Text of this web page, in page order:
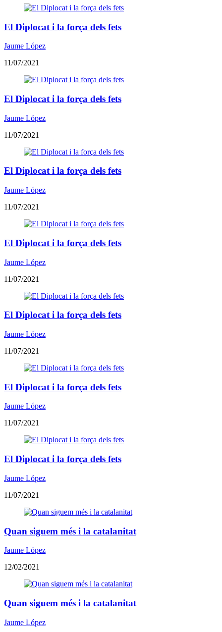
El Diplocat i la força dels fets
Jaume López
11/07/2021
El Diplocat i la força dels fets
Jaume López
11/07/2021
El Diplocat i la força dels fets
Jaume López
11/07/2021
El Diplocat i la força dels fets
Jaume López
11/07/2021
El Diplocat i la força dels fets
Jaume López
11/07/2021
El Diplocat i la força dels fets
Jaume López
11/07/2021
El Diplocat i la força dels fets
Jaume López
11/07/2021
Quan siguem més i la catalanitat
Jaume López
12/02/2021
Quan siguem més i la catalanitat
Jaume López